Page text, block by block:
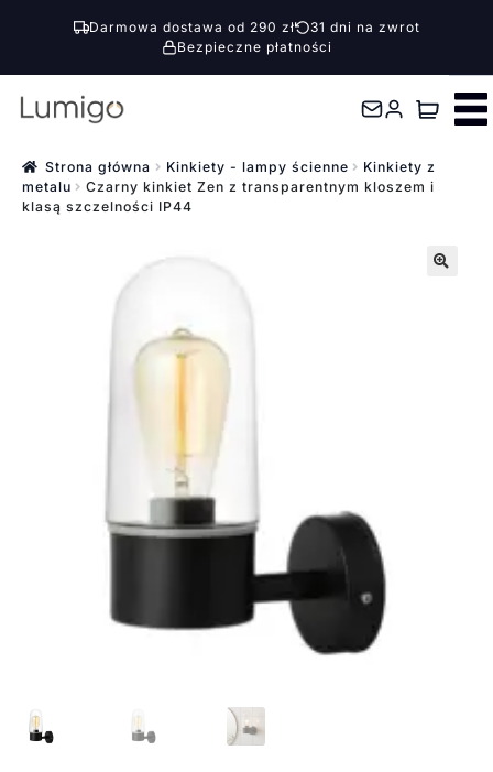
Darmowa dostawa od 290 zł
31 dni na zwrot
Bezpieczne płatności
Przejdź
nawigacji
Przejdź
treści Strona główna Kinkiety - lampy ścienne
Kinkiety z
metalu
Czarny kinkiet Zen z transparentnym kloszem i
klasą szczelności IP44